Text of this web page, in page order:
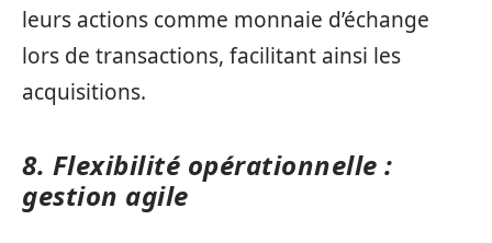
leurs actions comme monnaie d’échange
lors de transactions, facilitant ainsi les
acquisitions.
8. Flexibilité opérationnelle :
gestion agile